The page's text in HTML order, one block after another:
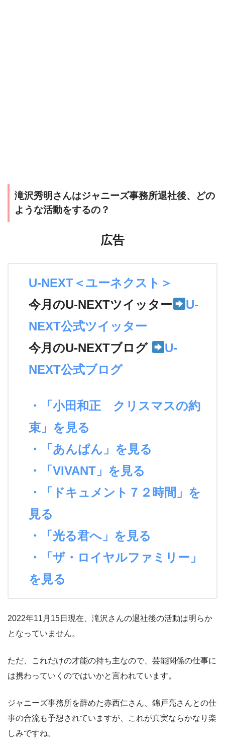
滝沢秀明さんはジャニーズ事務所退社後、どの
ような活動をするの？
広告
U-NEXT＜ユーネクスト＞
今月のU-NEXTツイッター
U-
NEXT公式ツイッター
今月のU-NEXTブログ
U-
NEXT公式ブログ
・「小田和正 クリスマスの約
束」を見る
・「あんぱん」を見る
・「VIVANT」を見る
・「ドキュメント７２時間」を
見る
・「光る君へ」を見る
・「ザ・ロイヤルファミリー」
を見る
2022年11月15日現在、滝沢さんの退社後の活動は明らか
となっていません。
ただ、これだけの才能の持ち主なので、芸能関係の仕事に
は携わっていくのではいかと言われています。
ジャニーズ事務所を辞めた赤西仁さん、錦戸亮さんとの仕
事の合流も予想されていますが、これが真実ならかなり楽
しみですね。